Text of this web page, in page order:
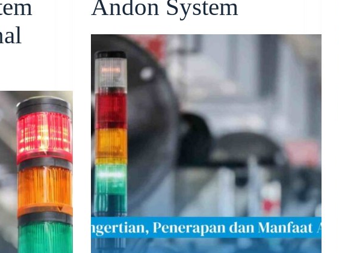
Andon System